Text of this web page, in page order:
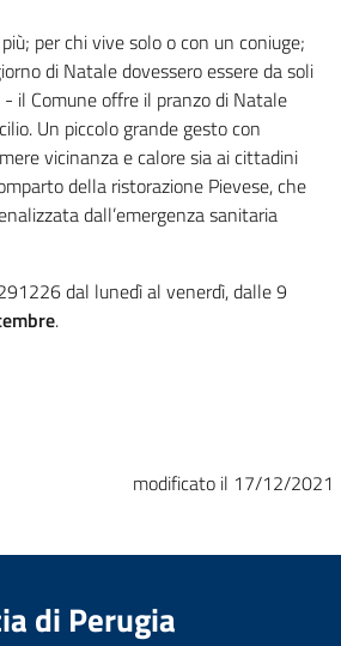
per chi vive solo o con un coniuge;
di Natale dovessero essere da soli
il Comune offre il pranzo di Natale
Un piccolo grande gesto con
vicinanza e calore sia ai cittadini
della ristorazione Pievese, che
dall’emergenza sanitaria
dal lunedì al venerdì, dalle 9
.
modificato il 17/12/2021
di Perugia